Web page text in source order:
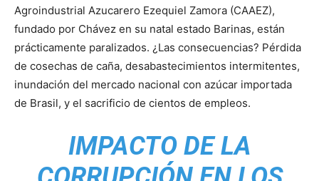
Agroindustrial Azucarero Ezequiel Zamora (CAAEZ),
fundado por Chávez en su natal estado Barinas, están
prácticamente paralizados. ¿Las consecuencias? Pérdida
de cosechas de caña, desabastecimientos intermitentes,
inundación del mercado nacional con azúcar importada
de Brasil, y el sacrificio de cientos de empleos.
IMPACTO DE LA